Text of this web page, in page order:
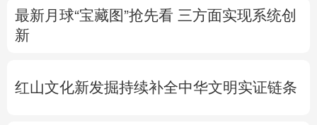
最新月球“宝藏图”抢先看 三方面实现系统创
新
红山文化新发掘持续补全中华文明实证链条